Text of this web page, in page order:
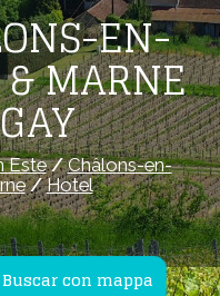
Buscar con mappa
EN-
MARNE
Este/Châlons-en-
/Hotel